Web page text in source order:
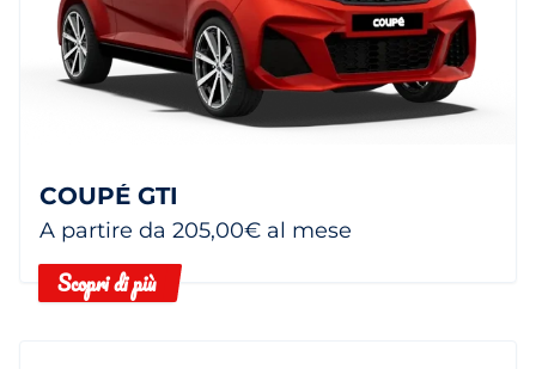
COUPÉ GTI
A partire da 205,00€ al mese
Scopri di più